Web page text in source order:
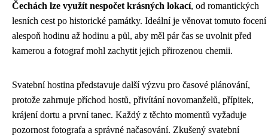
Čechách lze využít nespočet krásných lokací, od romantických
lesních cest po historické památky. Ideální je věnovat tomuto focení
alespoň hodinu až hodinu a půl, aby měl pár čas se uvolnit před
kamerou a fotograf mohl zachytit jejich přirozenou chemii.
Svatební hostina představuje další výzvu pro časové plánování,
protože zahrnuje příchod hostů, přivítání novomanželů, přípitek,
krájení dortu a první tanec. Každý z těchto momentů vyžaduje
pozornost fotografa a správné načasování. Zkušený svatební